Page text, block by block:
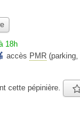
18h
accès PMR
cette pépinière.